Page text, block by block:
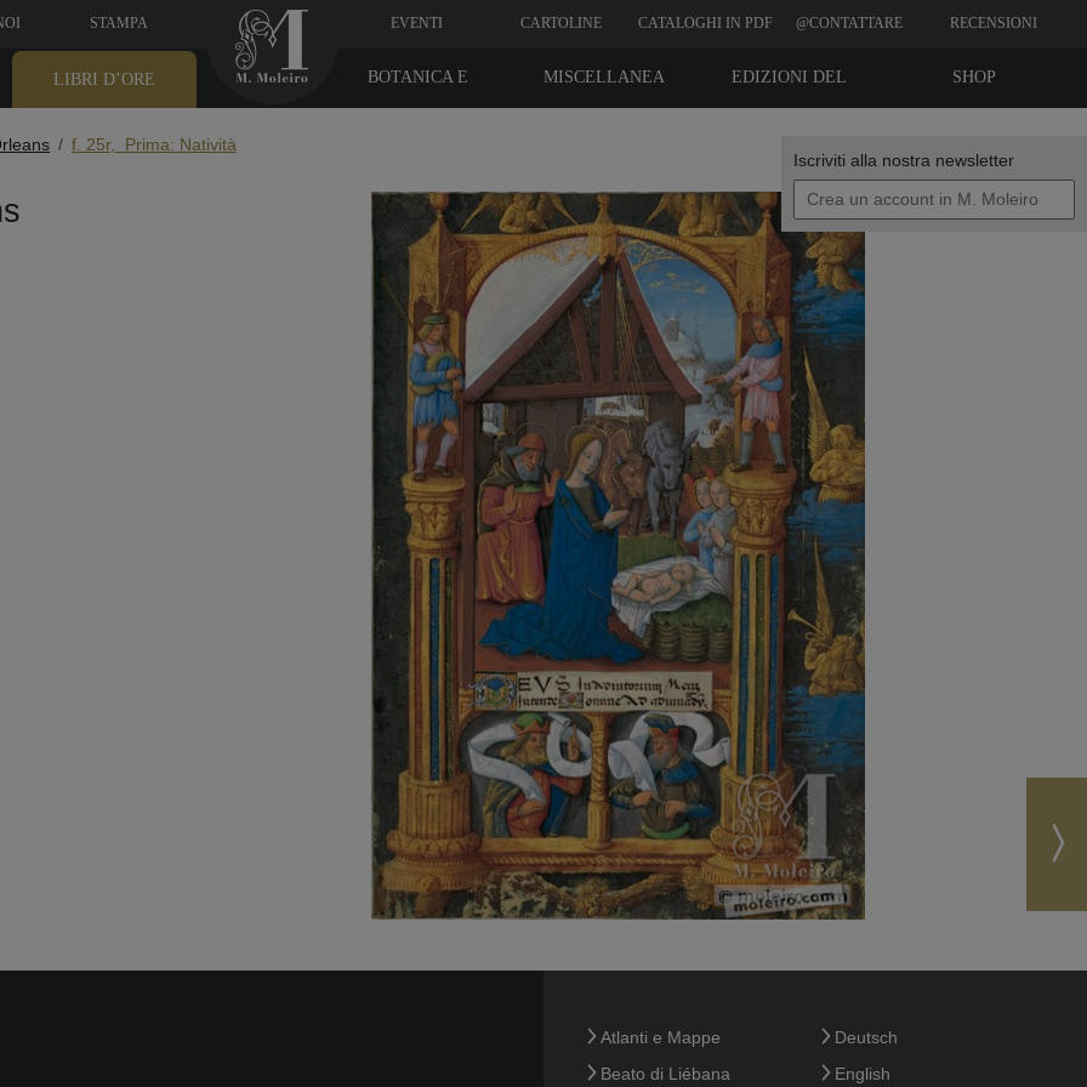
Iscriviti alla nostra newsletter
STAMPA EVENTI CARTOLINE CATALOGHI IN PDF @CONTATTARE RECENSIONI
LIBRI D’ORE SHOP
EDIZIONI DEL
MISCELLANEA
BOTANICA E
f. 25r, Prima: Natività
Atlanti e Mappe
Beato di Liébana
Deutsch
English